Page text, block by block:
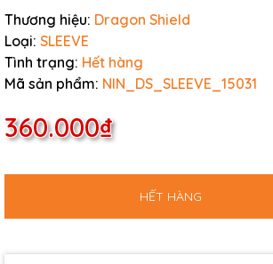
Thương hiệu: Dragon Shield
Loại: SLEEVE
Tình trạng: Hết hàng
Mã sản phẩm: NIN_DS_SLEEVE_15031
360.000₫
HẾT HÀNG